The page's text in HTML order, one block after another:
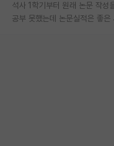
석사 1학기부터 원래 논문 작성
공부 못했는데 논문실적은 좋은